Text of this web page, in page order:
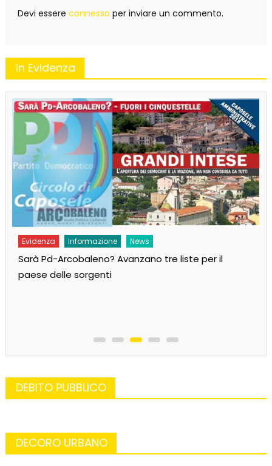
Devi essere connesso per inviare un commento.
In Evidenza
Evidenza Informazione News
Sarà Pd-Arcobaleno? Avanzano tre liste per il
paese delle sorgenti
DEBITO PUBBLICO
DECORO URBANO